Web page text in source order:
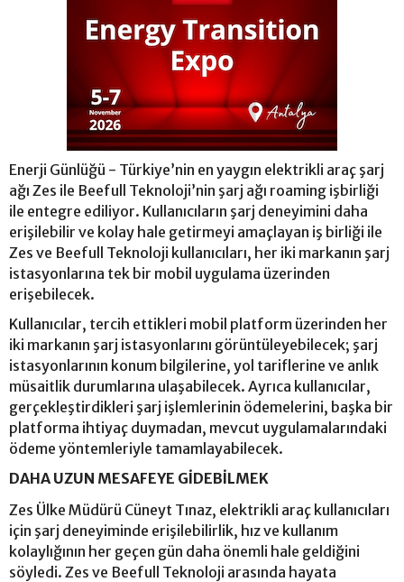
Enerji Günlüğü - Türkiye’nin en yaygın elektrikli araç şarj
ağı Zes ile Beefull Teknoloji’nin şarj ağı roaming işbirliği
ile entegre ediliyor. Kullanıcıların şarj deneyimini daha
erişilebilir ve kolay hale getirmeyi amaçlayan iş birliği ile
Zes ve Beefull Teknoloji kullanıcıları, her iki markanın şarj
istasyonlarına tek bir mobil uygulama üzerinden
erişebilecek.
Kullanıcılar, tercih ettikleri mobil platform üzerinden her
iki markanın şarj istasyonlarını görüntüleyebilecek; şarj
istasyonlarının konum bilgilerine, yol tariflerine ve anlık
müsaitlik durumlarına ulaşabilecek. Ayrıca kullanıcılar,
gerçekleştirdikleri şarj işlemlerinin ödemelerini, başka bir
platforma ihtiyaç duymadan, mevcut uygulamalarındaki
ödeme yöntemleriyle tamamlayabilecek.
DAHA UZUN MESAFEYE GİDEBİLMEK
Zes Ülke Müdürü Cüneyt Tınaz, elektrikli araç kullanıcıları
için şarj deneyiminde erişilebilirlik, hız ve kullanım
kolaylığının her geçen gün daha önemli hale geldiğini
söyledi. Zes ve Beefull Teknoloji arasında hayata